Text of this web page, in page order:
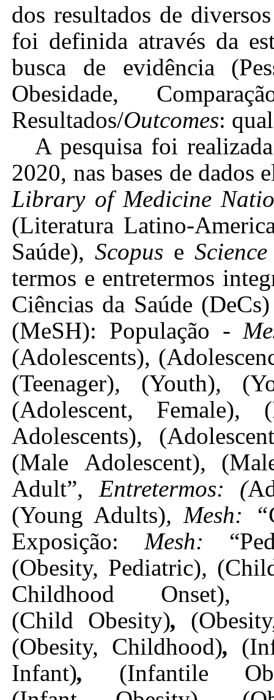
dos resultados de
foi definida através da
busca de evidência
Obesidade,
Resultados/Outcomes:
A pesquisa foi
2020, nas bases de dados
Library of Medicine
(Literatura Latino-
Saúde),Scopus e
termos e entretermos
Ciências da Saúde
(MeSH): População -
(Adolescents),
(Teenager), (Youth),
(Adolescent, Female),
Adolescents),
(Male Adolescent),
Adult”, Entretermos: (
(Young Adults), Mesh: “
Exposição:Mesh:
(Obesity, Pediatric),
Childhood Onset),
(Child Obesity),
(Obesity, Childhood),
Infant), (Infantile